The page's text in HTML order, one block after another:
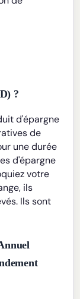
?
d'épargne
de
une durée
d'épargne
votre
ils
Ils sont